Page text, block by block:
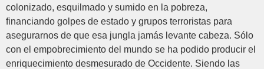
colonizado, esquilmado y sumido en la pobreza,
financiando golpes de estado y grupos terroristas para
asegurarnos de que esa jungla jamás levante cabeza. Sólo
con el empobrecimiento del mundo se ha podido producir el
enriquecimiento desmesurado de Occidente. Siendo las